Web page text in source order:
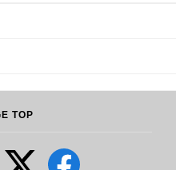
TOP